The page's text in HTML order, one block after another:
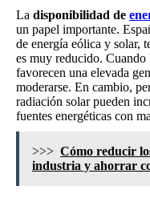
La disponibilidad de
un papel importante.
de energía eólica y solar,
es muy reducido.
favorecen una elevada
moderarse. En cambio,
radiación solar pueden
fuentes energéticas con
>>> Cómo reducir
industria y ahorrar